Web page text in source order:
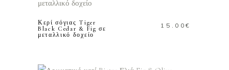
Κερί σόγιας Tiger
Black Cedar & Fig σε
μεταλλικό δοχείο
15.00€